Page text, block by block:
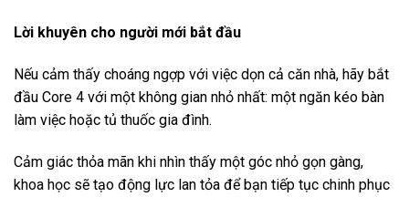
Lời khuyên cho người mới bắt đầu
Nếu cảm thấy choáng ngợp với việc dọn cả căn nhà, hãy bắt
đầu Core 4 với một không gian nhỏ nhất: một ngăn kéo bàn
làm việc hoặc tủ thuốc gia đình.
Cảm giác thỏa mãn khi nhìn thấy một góc nhỏ gọn gàng,
khoa học sẽ tạo động lực lan tỏa để bạn tiếp tục chinh phục